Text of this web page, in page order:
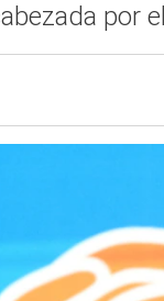
por